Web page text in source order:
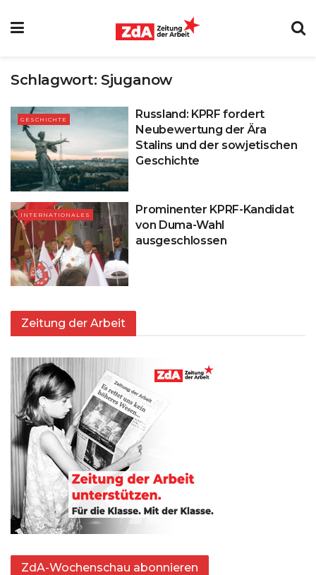
Schlagwort: Sjuganow
GESCHICHTE
Russland: KPRF fordert
Neubewertung der Ära
Stalins und der sowjetischen
Geschichte
INTERNATIONALES
Prominenter KPRF-Kandidat
von Duma-Wahl
ausgeschlossen
Zeitung der Arbeit
ZdA-Wochenschau abonnieren